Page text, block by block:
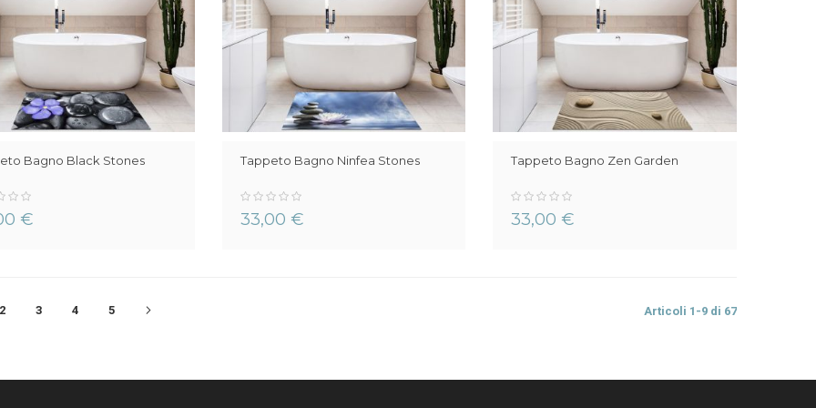
Bagno Black Stones
€
Tappeto Bagno Ninfea Stones
0%
33,00 €
Tappeto Bagno Zen Garden
0%
33,00 €
Articoli 1-9 di 67
Pagina
2 Pagina
3 Pagina
4 Pagina
5